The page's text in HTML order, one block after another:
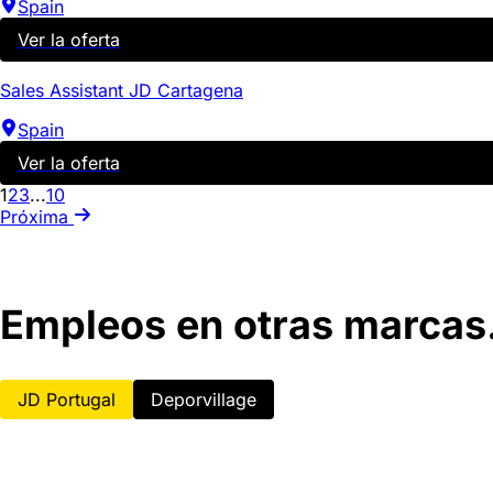
Spain
Ver la oferta
Sales Assistant JD Cartagena
Spain
Ver la oferta
123...10
Próxima
Empleos en otras
JD Portugal Deporvillage